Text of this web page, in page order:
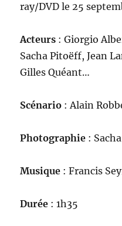
ray/DVD le25
Acteurs : Giorgio
Sacha Pitoëff, Jean
Gilles Quéant…
Scénario : Alain
Photographie :
Musique : Francis
Durée : 1h35